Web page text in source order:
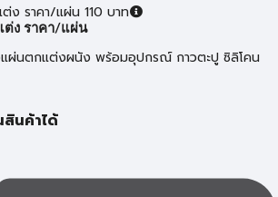
ราคา/แผ่น 110 บาท
ง ราคา/แผ่น
ผ่นตกแต่งผนัง พร้อมอุปกรณ์ กาวตะปู ซิลิโคน
นค้าได้